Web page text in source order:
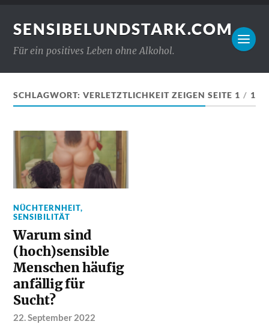
SENSIBELUNDSTARK.COM
Für ein positives Leben ohne Alkohol.
SCHLAGWORT:VERLETZTLICHKEIT ZEIGEN SEITE 1 / 1
NÜCHTERNHEIT,
SENSIBILITÄT
Warum sind
(hoch)sensible
Menschen häufig
anfällig für
Sucht?
22. September 2022